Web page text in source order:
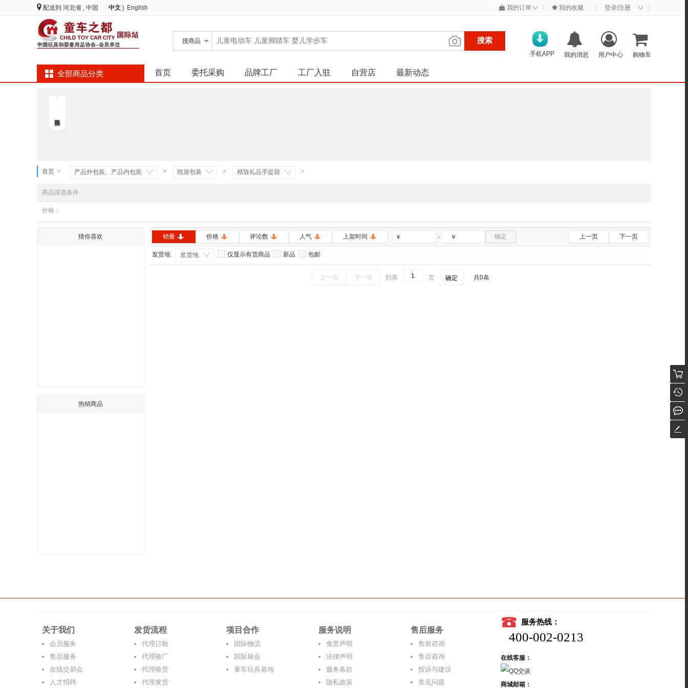
配送到 河北省 , 中国 中文 English 我的订单 ◇ 我的收藏 登录/注册 ◇
搜商品 搜索
购物车
用户中心
我的消息
手机APP
全部商品分类 首页 委托采购 品牌工厂 工厂入驻 自营店 最新动态
首页 > 产品外包装、产品内包装 > 纸袋包装 > 精致礼品手提袋 >
商品筛选条件
价格：
猜你喜欢
热销商品
销量 价格 评论数 人气 上架时间 ￥ ￥
- 确定 上一页 下一页
发货地 发货地 仅显示有货商品 新品 包邮
上一页 下一页 到第 页 确定 共0条
关于我们
会员服务
售后服务
在线交易会
人才招聘
发货流程
代理订舱
代理验厂
代理验货
代理发货
项目合作
国际物流
国际展会
童车玩具基地
服务说明
免责声明
法律声明
服务条款
隐私政策
售后服务
售前咨询
售后咨询
投诉与建议
常见问题
服务热线：
400-002-0213
在线客服：
商城邮箱：